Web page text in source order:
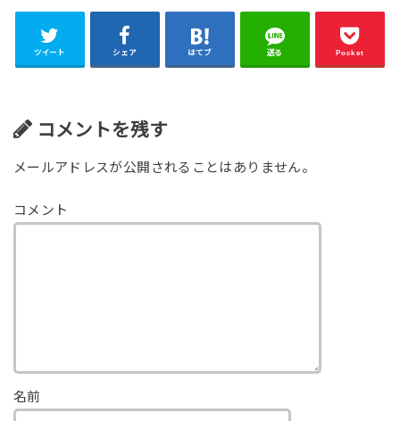
ツイート シェア はてブ 送る Pocket
コメントを残す
メールアドレスが公開されることはありません。
コメント
名前